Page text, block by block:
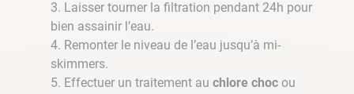
Laisser tourner la filtration pendant 24h pour
bien assainir l’eau.
Remonter le niveau de l’eau jusqu’à mi-
skimmers.
Effectuer un traitement au chlore choc ou